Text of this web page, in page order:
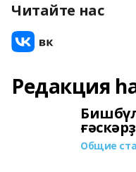
Читайте нас
Редакция
Общие